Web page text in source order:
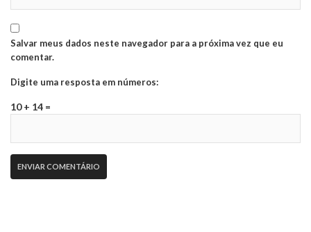
Salvar meus dados neste navegador para a próxima vez que eu
comentar.
Digite uma resposta em números:
10 + 14 =